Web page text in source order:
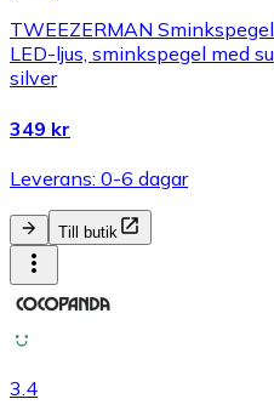
TWEEZERMAN
LED-ljus, sminkspegel med
silver
349 kr
Leverans: 0-6 dagar
Till butik
3.4